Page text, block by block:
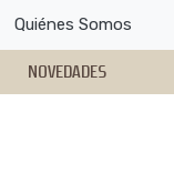
Quiénes Somos
NOVEDADES